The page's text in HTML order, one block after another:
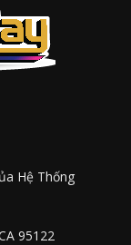
Hệ Thống
95122